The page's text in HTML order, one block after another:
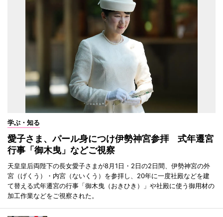
学ぶ・知る
愛子さま、パール身につけ伊勢神宮参拝 式年遷宮
行事「御木曳」などご視察
天皇皇后両陛下の長女愛子さまが8月1日・2日の2日間、伊勢神宮の外
宮（げくう）・内宮（ないくう）を参拝し、20年に一度社殿などを建
て替える式年遷宮の行事「御木曳（おきひき）」や社殿に使う御用材の
加工作業などをご視察された。